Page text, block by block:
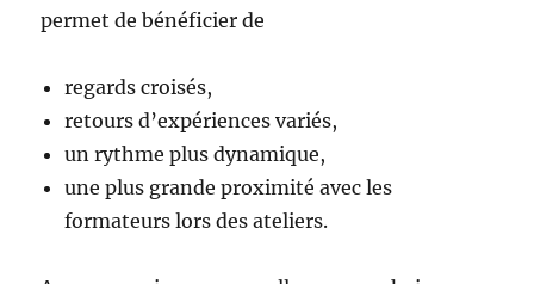
permet de bénéficier de
regards croisés,
retours d’expériences variés,
un rythme plus dynamique,
une plus grande proximité avec les
formateurs lors des ateliers.